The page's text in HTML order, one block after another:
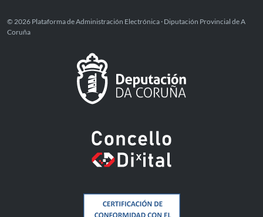
© 2026 Plataforma de Administración Electrónica · Diputación Provincial de A
Coruña